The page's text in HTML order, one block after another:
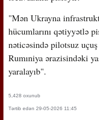
"Mən Ukrayna
hücumlarını qətiyyətlə
nəticəsində pilotsuz
Rumıniya ərazisindəki
yaralayıb".
5,428 oxunub
Tərtib edən 29-05-2026 11:45